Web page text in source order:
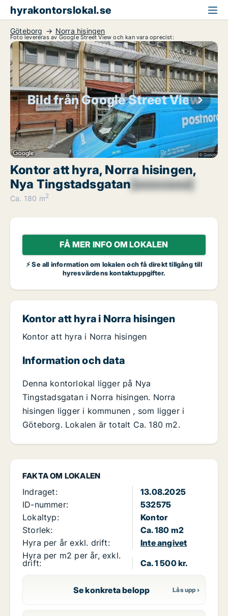
hyrakontorslokal.se
Göteborg Norra hisingen
Foto levereras av Google Street View och kan vara oprecist:
Bild från Google Street View
Kontor att hyra, Norra hisingen,
Nya Tingstadsgatan[xxxxxxxx]
Ca. 180 m2
FÅ MER INFO OM LOKALEN
⚡ Se all information om lokalen och få direkt tillgång till
hyresvärdens kontaktuppgifter.
FAKTA OM LOKALEN
Indraget:
13.08.2025
ID-nummer:
532575
Lokaltyp:
Kontor
Storlek:
Ca. 180 m2
Hyra per år exkl. drift:
Inte angivet
Hyra per m2 per år, exkl.
drift: Ca. 1 500 kr.
Se konkreta belopp
Kontor att hyra i Norra hisingen
Kontor att hyra i Norra hisingen
Information och data
Denna kontorlokal ligger på Nya
Tingstadsgatan i Norra hisingen. Norra
hisingen ligger i kommunen , som ligger i
Göteborg. Lokalen är totalt Ca. 180 m2.